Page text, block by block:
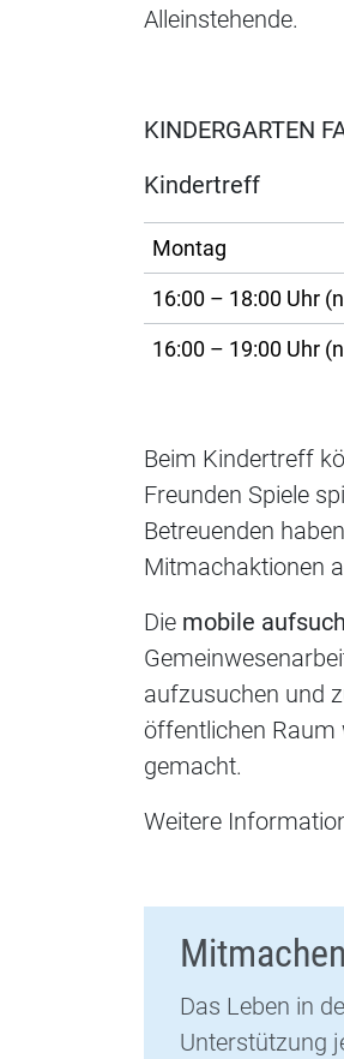
Alleinstehende.
KINDERGARTEN
Kindertreff
Montag
16:00 – 18:00 Uhr
16:00 – 19:00 Uhr
Beim Kindertreff
Freunden Spiele
Betreuenden
Mitmachaktionen
Die mobile
aufzusuchen und
öffentlichen Raum
gemacht.
Weitere
Mitmachen
Das Leben in
Unterstützung